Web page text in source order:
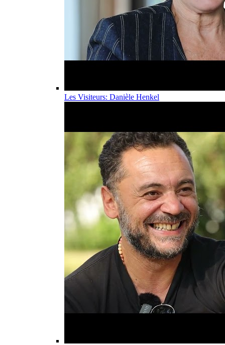
Les Visiteurs: Danièle Henkel